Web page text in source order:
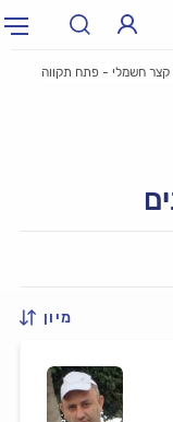
קצר חשמלי - פתח תקווה
מיון